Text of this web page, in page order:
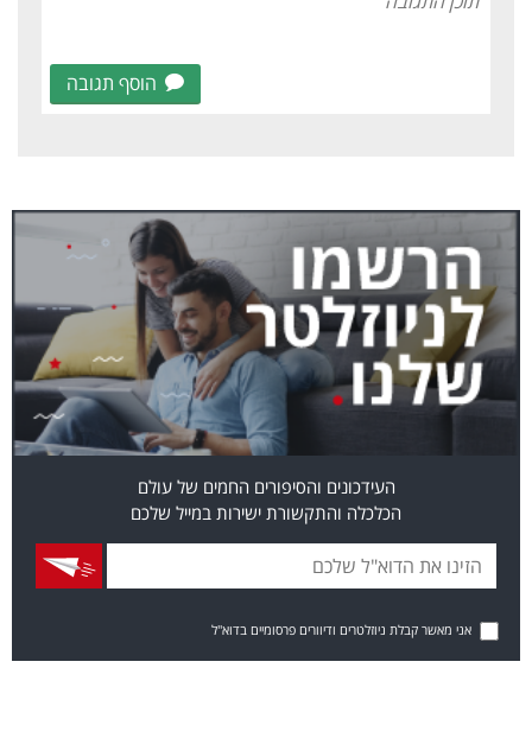
הוסף תגובה
העידכונים והסיפורים החמים של עולם
הכלכלה והתקשורת ישירות במייל שלכם
אני מאשר קבלת ניוזלטרים ודיוורים פרסומיים בדוא"ל